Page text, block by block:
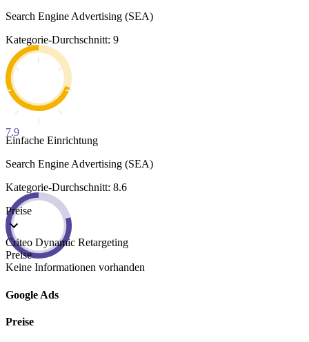
Search Engine Advertising (SEA)
Kategorie-Durchschnitt: 9
7.9
Einfache Einrichtung
Search Engine Advertising (SEA)
Kategorie-Durchschnitt: 8.6
Preise
Criteo Dynamic Retargeting
Preise
Keine Informationen vorhanden
Google Ads
Preise